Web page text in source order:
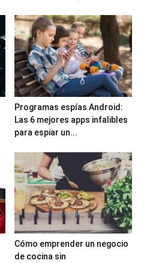
Programas espías Android:
Las 6 mejores apps infalibles
para espiar un...
Cómo emprender un negocio
de cocina sin